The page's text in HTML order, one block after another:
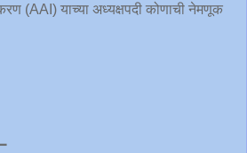
(AAI) याच्या अध्यक्षपदी कोणाची नेमणूक